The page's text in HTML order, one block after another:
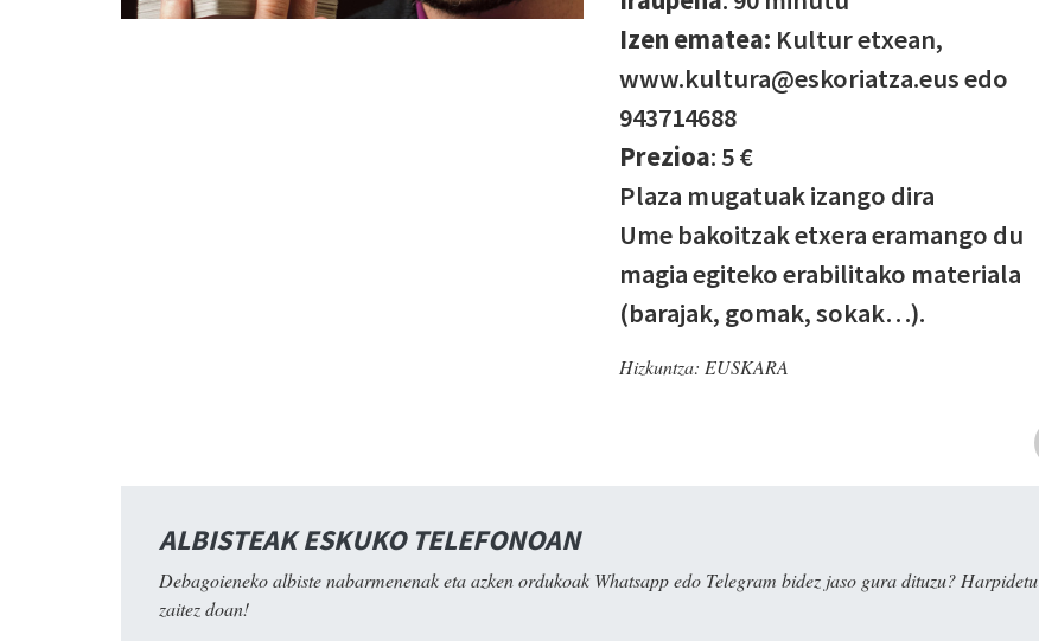
Izen ematea: Kultur etxean,
www.kultura@eskoriatza.eus edo
943714688
Prezioa: 5 €
Plaza mugatuak izango dira
Ume bakoitzak etxera eramango du
magia egiteko erabilitako materiala
(barajak, gomak, sokak…).
Hizkuntza: EUSKARA
ALBISTEAK ESKUKO TELEFONOAN
Debagoieneko albiste nabarmenenak eta azken ordukoak Whatsapp edo Telegram bidez jaso gura dituzu? Harpidetu
zaitez doan!